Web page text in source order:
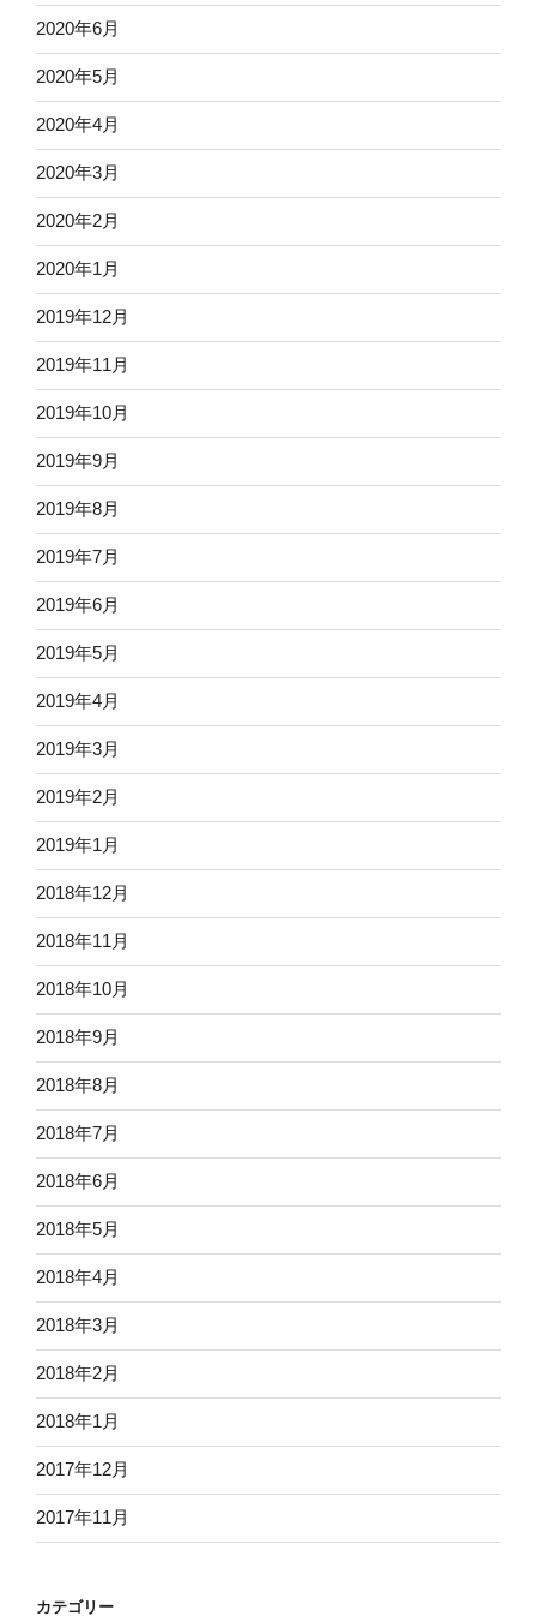
2020年6月
2020年5月
2020年4月
2020年3月
2020年2月
2020年1月
2019年12月
2019年11月
2019年10月
2019年9月
2019年8月
2019年7月
2019年6月
2019年5月
2019年4月
2019年3月
2019年2月
2019年1月
2018年12月
2018年11月
2018年10月
2018年9月
2018年8月
2018年7月
2018年6月
2018年5月
2018年4月
2018年3月
2018年2月
2018年1月
2017年12月
2017年11月
カテゴリー